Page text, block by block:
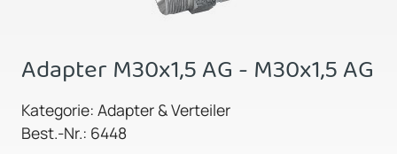
Adapter M30x1,5 AG - M30x1,5 AG
Kategorie: Adapter & Verteiler
Best.-Nr.: 6448